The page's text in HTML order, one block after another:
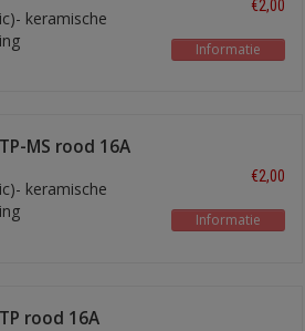
keramische
€2,00
Informatie
MS rood 16A
keramische
€2,00
Informatie
rood 16A